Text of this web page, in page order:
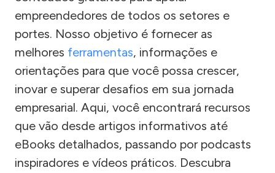
empreendedores de todos os setores e
portes. Nosso objetivo é fornecer as
melhores ferramentas, informações e
orientações para que você possa crescer,
inovar e superar desafios em sua jornada
empresarial. Aqui, você encontrará recursos
que vão desde artigos informativos até
eBooks detalhados, passando por podcasts
inspiradores e vídeos práticos. Descubra